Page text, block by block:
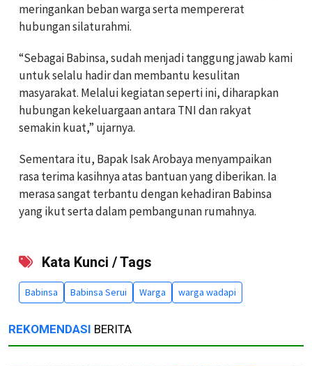
meringankan beban warga serta mempererat
hubungan silaturahmi.
“Sebagai Babinsa, sudah menjadi tanggung jawab kami
untuk selalu hadir dan membantu kesulitan
masyarakat. Melalui kegiatan seperti ini, diharapkan
hubungan kekeluargaan antara TNI dan rakyat
semakin kuat,” ujarnya.
Sementara itu, Bapak Isak Arobaya menyampaikan
rasa terima kasihnya atas bantuan yang diberikan. Ia
merasa sangat terbantu dengan kehadiran Babinsa
yang ikut serta dalam pembangunan rumahnya.
Kata Kunci / Tags
Babinsa Babinsa Serui Warga warga wadapi
REKOMENDASI BERITA